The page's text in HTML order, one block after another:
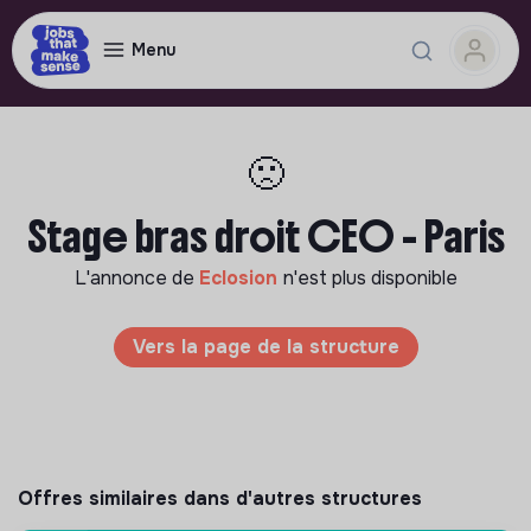
Menu
🙁
Stage bras droit CEO - Paris
L'annonce de Eclosion n'est plus disponible
Vers la page de la structure
Offres similaires dans d'autres structures